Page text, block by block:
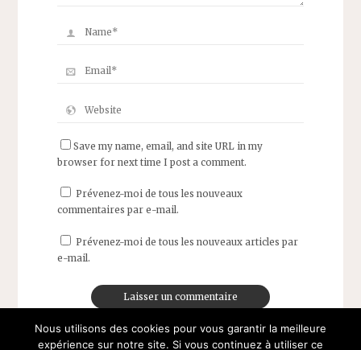
Save my name, email, and site URL in my
browser for next time I post a comment.
Prévenez-moi de tous les nouveaux
commentaires par e-mail.
Prévenez-moi de tous les nouveaux articles par
e-mail.
Nous utilisons des cookies pour vous garantir la meilleure
expérience sur notre site. Si vous continuez à utiliser ce